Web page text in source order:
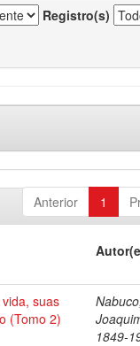
Registro(s)
Anterior 1
suas
(Tomo 2)
Nabuco,
1849-